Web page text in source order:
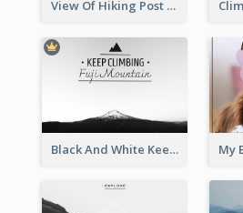
View Of Hiking Post Card
Black And White Keep Climbing Post Card